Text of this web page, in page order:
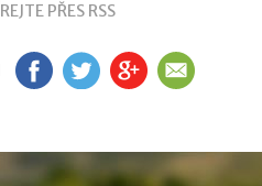
PŘES RSS
FB TW GP EM